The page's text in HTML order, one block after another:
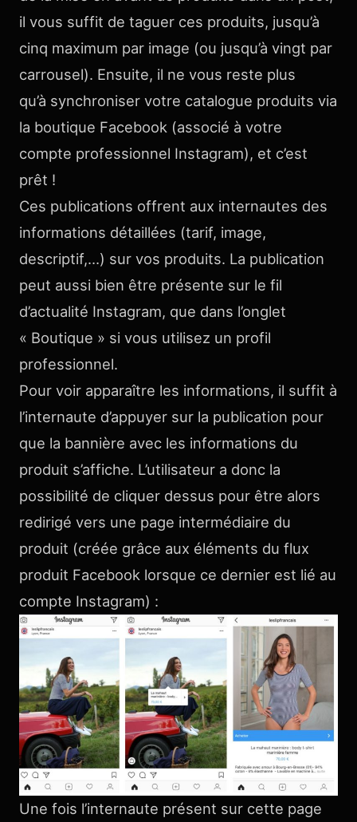
il vous suffit de taguer ces produits, jusqu’à
cinq maximum par image (ou jusqu’à vingt par
carrousel). Ensuite, il ne vous reste plus
qu’à synchroniser votre catalogue produits via
la boutique Facebook (associé à votre
compte professionnel Instagram), et c’est
prêt !
Ces publications offrent aux internautes des
informations détaillées (tarif, image,
descriptif,…) sur vos produits. La publication
peut aussi bien être présente sur le fil
d’actualité Instagram, que dans l’onglet
« Boutique » si vous utilisez un profil
professionnel.
Pour voir apparaître les informations, il suffit à
l’internaute d’appuyer sur la publication pour
que la bannière avec les informations du
produit s’affiche. L’utilisateur a donc la
possibilité de cliquer dessus pour être alors
redirigé vers une page intermédiaire du
produit (créée grâce aux éléments du flux
produit Facebook lorsque ce dernier est lié au
compte Instagram) :
Une fois l’internaute présent sur cette page